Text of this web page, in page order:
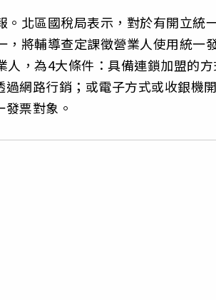
北區國稅局表示，對於有開立統
將輔導查定課徵營業人使用統一
，為4大條件：具備連鎖加盟的
網路行銷；或電子方式或收銀機
票對象。